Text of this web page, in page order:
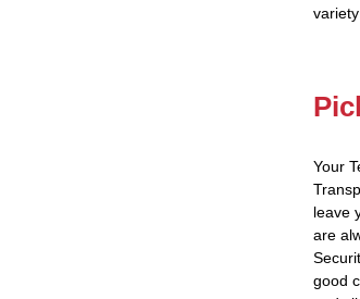
Your
leave
are
good